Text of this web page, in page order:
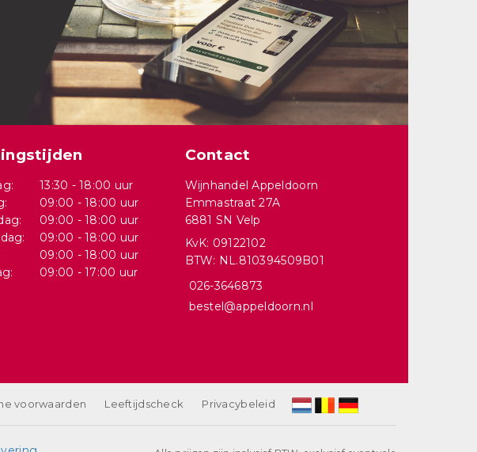
13:30 - 18:00 uur
09:00 - 18:00 uur
09:00 - 18:00 uur
09:00 - 18:00 uur
09:00 - 18:00 uur
09:00 - 17:00 uur
Contact
Wijnhandel Appeldoorn
Emmastraat 27A
6881 SN Velp
KvK: 09122102
BTW: NL.810394509B01
026-3646873
bestel@appeldoorn.nl
voorwaarden Leeftijdscheck Privacybeleid